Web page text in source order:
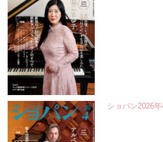
ショパン2026